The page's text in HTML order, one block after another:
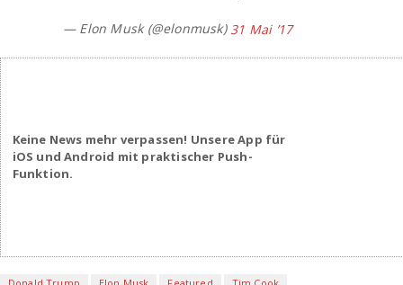
— Elon Musk (@elonmusk)31 Mai ’17
Keine News mehr verpassen! Unsere App für
iOS und Android mit praktischer Push-
Funktion.